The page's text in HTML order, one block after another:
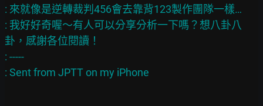
: 來就像是逆轉裁判456會去靠背123製作團隊一樣…
: 我好好奇喔～有人可以分享分析一下嗎？想八卦八
卦，感謝各位閱讀！
: -----